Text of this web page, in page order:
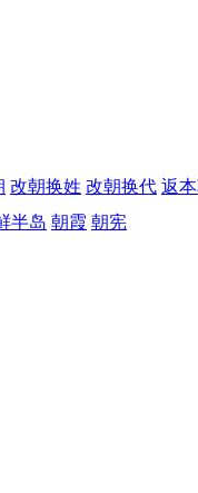
改朝换姓 改朝换代 返
半岛 朝霞 朝宪